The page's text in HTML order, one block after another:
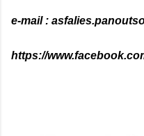
e-mail :
https://